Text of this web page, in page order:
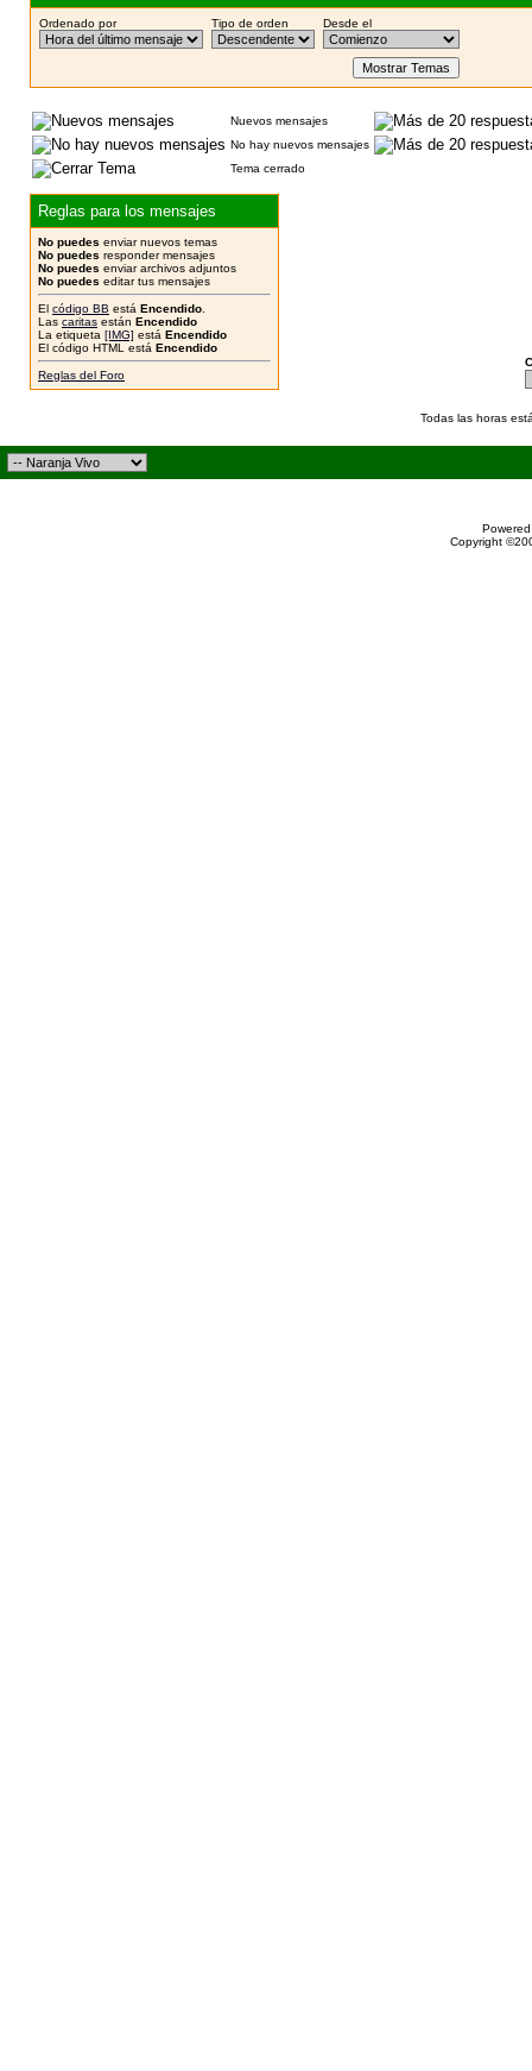
Ordenado por Tipo de orden Desde el
Nuevos mensajes
No hay nuevos mensajes
Tema cerrado
Reglas para los mensajes
No puedes enviar nuevos temas
No puedes responder mensajes
No puedes enviar archivos adjuntos
No puedes editar tus mensajes
El código BB está Encendido
Las caritas están Encendido
La etiqueta [IMG] está Encendido
El código HTML está Encendido
Reglas del Foro
Todas las horas
Copyright